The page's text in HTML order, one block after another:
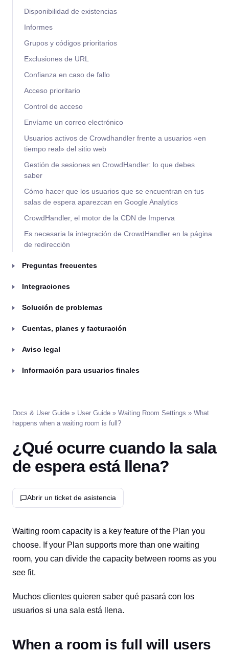
Disponibilidad de existencias
Informes
Grupos y códigos prioritarios
Exclusiones de URL
Confianza en caso de fallo
Acceso prioritario
Control de acceso
Envíame un correo electrónico
Usuarios activos de Crowdhandler frente a usuarios «en
tiempo real» del sitio web
Gestión de sesiones en CrowdHandler: lo que debes
saber
Cómo hacer que los usuarios que se encuentran en tus
salas de espera aparezcan en Google Analytics
CrowdHandler, el motor de la CDN de Imperva
Es necesaria la integración de CrowdHandler en la página
de redirección
Preguntas frecuentes
Integraciones
Solución de problemas
Cuentas, planes y facturación
Aviso legal
Información para usuarios finales
Docs & User Guide » User Guide » Waiting Room Settings » What
happens when a waiting room is full?
¿Qué ocurre cuando la sala
de espera está llena?
Abrir un ticket de asistencia
Waiting room capacity is a key feature of the Plan you
choose. If your Plan supports more than one waiting
room, you can divide the capacity between rooms as you
see fit.
Muchos clientes quieren saber qué pasará con los
usuarios si una sala está llena.
When a room is full will users